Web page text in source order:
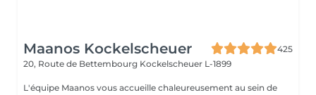
Maanos Kockelscheuer
425
20, Route de Bettembourg Kockelscheuer L-1899
L'équipe Maanos vous accueille chaleureusement au sein de